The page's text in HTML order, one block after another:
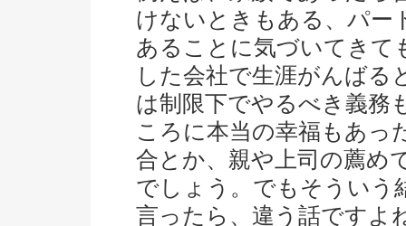
けないときもある、パー
あることに気づいてきて
した会社で生涯がんばる
は制限下でやるべき義務
ころに本当の幸福もあっ
合とか、親や上司の薦め
でしょう。でもそういう
言ったら、違う話ですよ